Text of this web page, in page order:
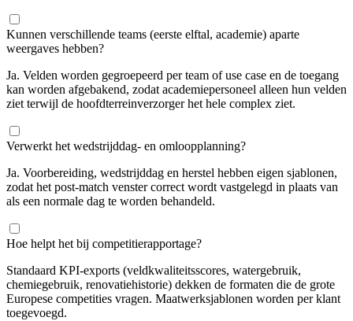
Kunnen verschillende teams (eerste elftal, academie) aparte
weergaves hebben?
Ja. Velden worden gegroepeerd per team of use case en de toegang
kan worden afgebakend, zodat academiepersoneel alleen hun velden
ziet terwijl de hoofdterreinverzorger het hele complex ziet.
Verwerkt het wedstrijddag- en omloopplanning?
Ja. Voorbereiding, wedstrijddag en herstel hebben eigen sjablonen,
zodat het post-match venster correct wordt vastgelegd in plaats van
als een normale dag te worden behandeld.
Hoe helpt het bij competitierapportage?
Standaard KPI-exports (veldkwaliteitsscores, watergebruik,
chemiegebruik, renovatiehistorie) dekken de formaten die de grote
Europese competities vragen. Maatwerksjablonen worden per klant
toegevoegd.